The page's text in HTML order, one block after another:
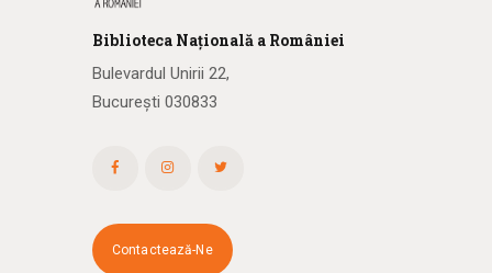
Biblioteca Națională a României
Bulevardul Unirii 22,
București 030833
Contactează-Ne